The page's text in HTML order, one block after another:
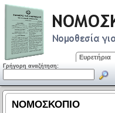
Ευρετήρια
Γρήγορη αναζήτηση: